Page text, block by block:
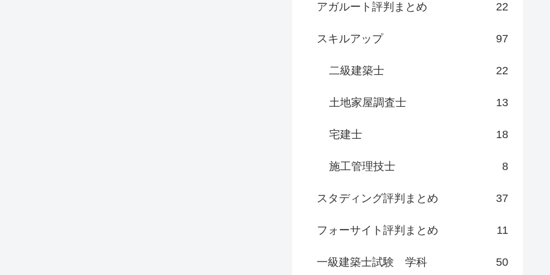
アガルート評判まとめ 22
スキルアップ 97
二級建築士 22
土地家屋調査士 13
宅建士 18
施工管理技士 8
スタディング評判まとめ 37
フォーサイト評判まとめ 11
一級建築士試験 学科 50